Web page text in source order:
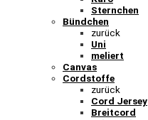
Sternchen
Bündchen
zurück
Uni
meliert
Canvas
Cordstoffe
zurück
Cord Jersey
Breitcord